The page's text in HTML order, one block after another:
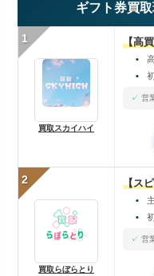
ギフト券買
1
買取スカイハイ
【高
営
2
買取らぼらとり
【ス
営